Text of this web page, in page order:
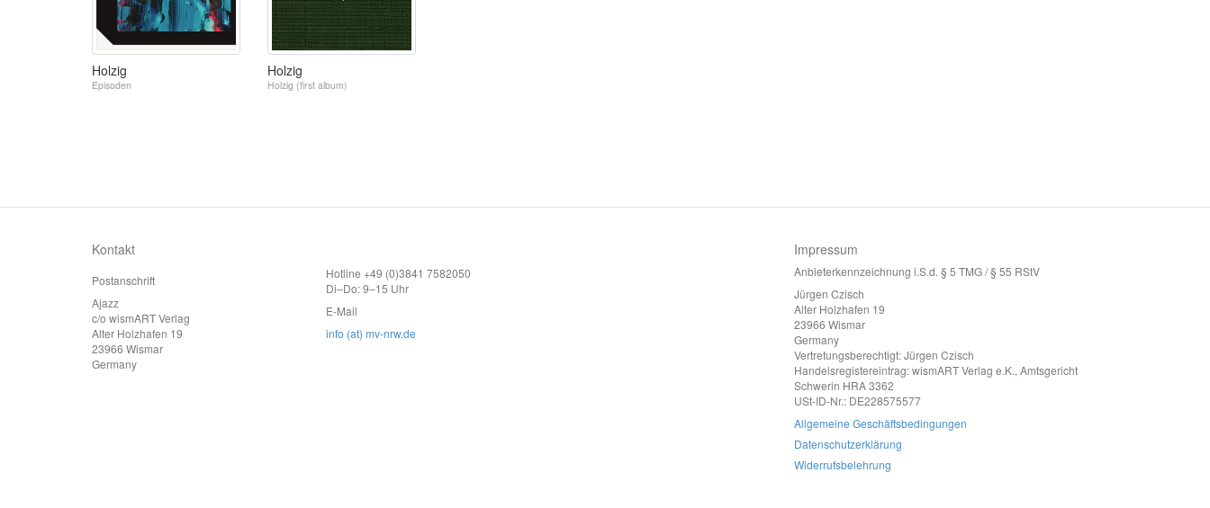
Holzig
Episoden
Holzig
Holzig (first album)
Kontakt
Postanschrift
Ajazz
c/o wismART Verlag
Alter Holzhafen 19
23966 Wismar
Germany
Hotline +49 (0)3841 7582050
Di–Do: 9–15 Uhr
E-Mail
info (at) mv-nrw.de
Impressum
Anbieterkennzeichnung i.S.d. § 5 TMG / § 55 RStV
Jürgen Czisch
Alter Holzhafen 19
23966 Wismar
Germany
Vertretungsberechtigt: Jürgen Czisch
Handelsregistereintrag: wismART Verlag e.K., Amtsgericht
Schwerin HRA 3362
USt-ID-Nr.: DE228575577
Allgemeine Geschäftsbedingungen
Datenschutzerklärung
Widerrufsbelehrung